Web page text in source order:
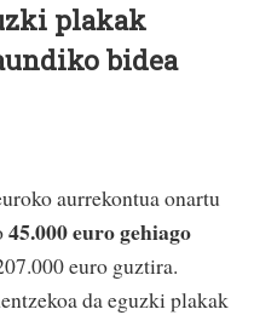
plakak
bidea
aurrekontua onartu
45.000 euro gehiago
euro guztira.
da eguzki plakak